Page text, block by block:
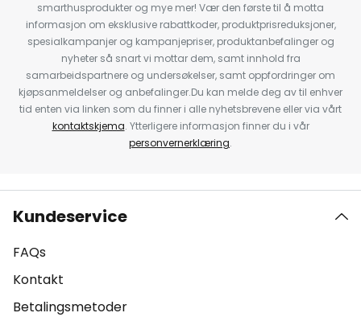
smarthusprodukter og mye mer! Vær den første til å motta
informasjon om eksklusive rabattkoder, produktprisreduksjoner,
spesialkampanjer og kampanjepriser, produktanbefalinger og
nyheter så snart vi mottar dem, samt innhold fra
samarbeidspartnere og undersøkelser, samt oppfordringer om
kjøpsanmeldelser og anbefalinger.Du kan melde deg av til enhver
tid enten via linken som du finner i alle nyhetsbrevene eller via vårt
kontaktskjema. Ytterligere informasjon finner du i vår
personvernerklæring.
Kundeservice
FAQs
Kontakt
Betalingsmetoder